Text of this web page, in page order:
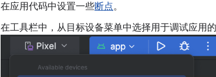
在应用代码中设置一些断点。
在工具栏中，从目标设备菜单中选择用于调试应用的